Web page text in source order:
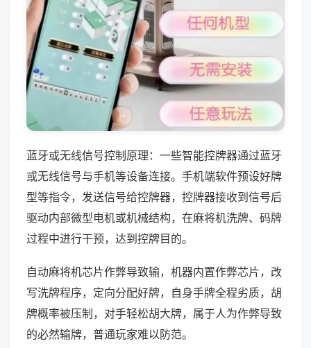
蓝牙或无线信号控制原理：一些智能控牌器通过蓝牙
或无线信号与手机等设备连接。手机端软件预设好牌
型等指令，发送信号给控牌器，控牌器接收到信号后
驱动内部微型电机或机械结构，在麻将机洗牌、码牌
过程中进行干预，达到控牌目的。
自动麻将机芯片作弊导致输，机器内置作弊芯片，改
写洗牌程序，定向分配好牌，自身手牌全程劣质，胡
牌概率被压制，对手轻松胡大牌，属于人为作弊导致
的必然输牌，普通玩家难以防范。